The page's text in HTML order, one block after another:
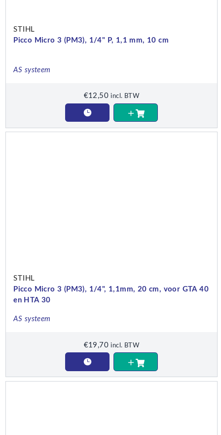
STIHL
Picco Micro 3 (PM3), 1/4" P, 1,1 mm, 10 cm
AS systeem
€12,50 incl. BTW
STIHL
Picco Micro 3 (PM3), 1/4", 1,1mm, 20 cm, voor GTA 40
en HTA 30
AS systeem
€19,70 incl. BTW